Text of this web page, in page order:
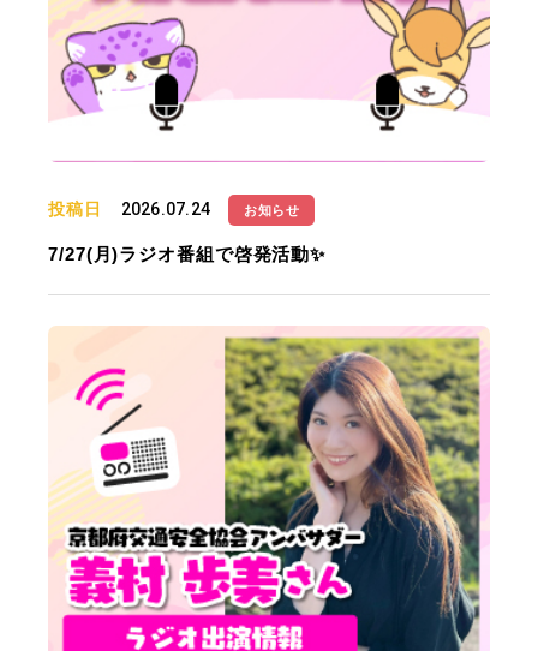
投稿日 2026.07.24 お知らせ
7/27(月)ラジオ番組で啓発活動✨